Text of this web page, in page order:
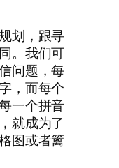
划，跟寻
。我们可
问题，每
，而每个
一个拼音
就成为了
图或者篱